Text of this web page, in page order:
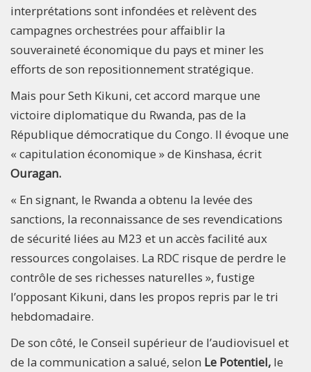
interprétations sont infondées et relèvent des
campagnes orchestrées pour affaiblir la
souveraineté économique du pays et miner les
efforts de son repositionnement stratégique.
Mais pour Seth Kikuni, cet accord marque une
victoire diplomatique du Rwanda, pas de la
République démocratique du Congo. Il évoque une
« capitulation économique » de Kinshasa, écrit
Ouragan.
« En signant, le Rwanda a obtenu la levée des
sanctions, la reconnaissance de ses revendications
de sécurité liées au M23 et un accès facilité aux
ressources congolaises. La RDC risque de perdre le
contrôle de ses richesses naturelles », fustige
l’opposant Kikuni, dans les propos repris par le tri
hebdomadaire.
De son côté, le Conseil supérieur de l’audiovisuel et
de la communication a salué, selon Le Potentiel, le